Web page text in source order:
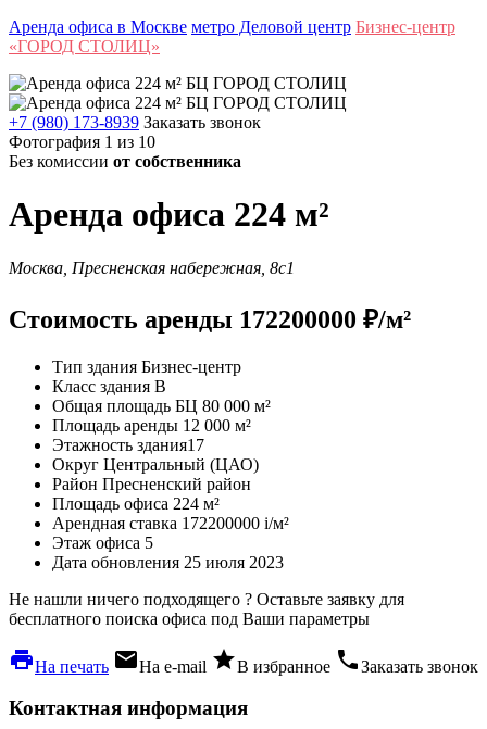
Аренда офиса в Москве метро Деловой центр Бизнес-центр
«ГОРОД СТОЛИЦ»
+7 (980) 173-8939 Заказать звонок
Фотография 1 из 10
Без комиссии от собственника
Аренда офиса 224 м²
Москва, Пресненская набережная, 8с1
Стоимость аренды 172200000 ₽/м²
Тип здания Бизнес-центр
Класс здания B
Общая площадь БЦ 80 000 м²
Площадь аренды 12 000 м²
Этажность здания17
Округ Центральный (ЦАО)
Район Пресненский район
Площадь офиса 224 м²
Арендная ставка 172200000 i/м²
Этаж офиса 5
Дата обновления 25 июля 2023
Не нашли ничего подходящего ? Оставьте заявку для
бесплатного поиска офиса под Ваши параметры
local_printshopНа печать local_post_officeНа e-mail starВ избранное phoneЗаказать звонок
Контактная информация